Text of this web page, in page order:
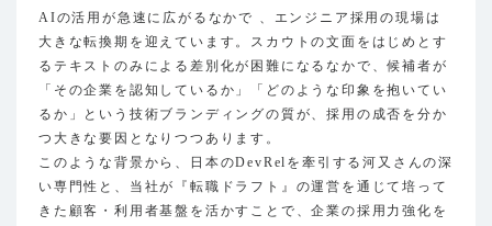
AIの活用が急速に広がるなかで 、エンジニア採用の現場は
大きな転換期を迎えています。スカウトの文面をはじめとす
るテキストのみによる差別化が困難になるなかで、候補者が
「その企業を認知しているか」「どのような印象を抱いてい
るか」という技術ブランディングの質が、採用の成否を分か
つ大きな要因となりつつあります。
このような背景から、日本のDevRelを牽引する河又さんの深
い専門性と、当社が『転職ドラフト』の運営を通じて培って
きた顧客・利用者基盤を活かすことで、企業の採用力強化を